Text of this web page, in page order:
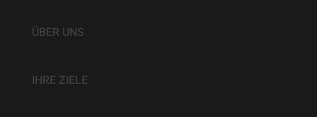
ÜBER UNS
IHRE ZIELE